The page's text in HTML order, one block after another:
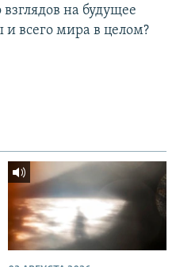
на будущее
всего мира в целом?